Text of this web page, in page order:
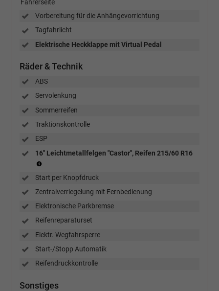
Fahrerseite
Vorbereitung für die Anhängevorrichtung
Tagfahrlicht
Elektrische Heckklappe mit Virtual Pedal
Räder & Technik
ABS
Servolenkung
Sommerreifen
Traktionskontrolle
ESP
16" Leichtmetallfelgen "Castor", Reifen 215/60 R16
R16
Start per Knopfdruck
Zentralverriegelung mit Fernbedienung
Elektronische Parkbremse
Reifenreparaturset
Elektr. Wegfahrsperre
Start-/Stopp Automatik
Reifendruckkontrolle
Sonstiges